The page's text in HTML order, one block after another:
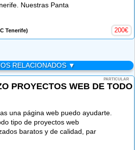
Nuestras Panta
Tenerife) 200€
RELACIONADOS ▼
PARTICULAR
PROYECTOS WEB DE TODO
una página web puedo ayudarte.
tipo de proyectos web
baratos y de calidad, par